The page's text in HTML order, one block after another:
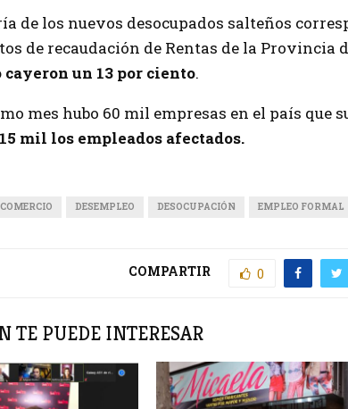
de los nuevos desocupados salteños
de recaudación de Rentas de la Provincia
cayeron un 13 por ciento.
mes hubo 60 mil empresas en el país que
mil los empleados afectados.
DESEMPLEO DESOCUPACIÓN EMPLEO FORMAL
COMPARTIR 0
TE PUEDE INTERESAR